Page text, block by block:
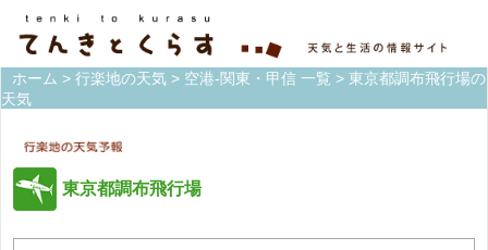
ホーム > 行楽地の天気 > 空港-関東・甲信 一覧 > 東京都調布飛行場の
天気
東京都調布飛行場